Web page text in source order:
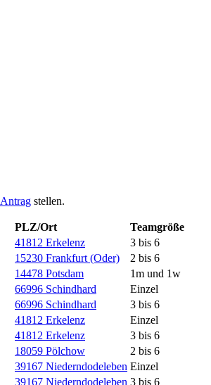
Antrag stellen.
PLZ/Ort
Teamgröße
41812 Erkelenz
3 bis 6
15230 Frankfurt (Oder)
2 bis 6
14478 Potsdam
1m und 1w
66996 Schindhard
Einzel
66996 Schindhard
3 bis 6
41812 Erkelenz
Einzel
41812 Erkelenz
3 bis 6
18059 Pölchow
2 bis 6
39167 Niederndodeleben Einzel
39167 Niederndodeleben 3 bis 6